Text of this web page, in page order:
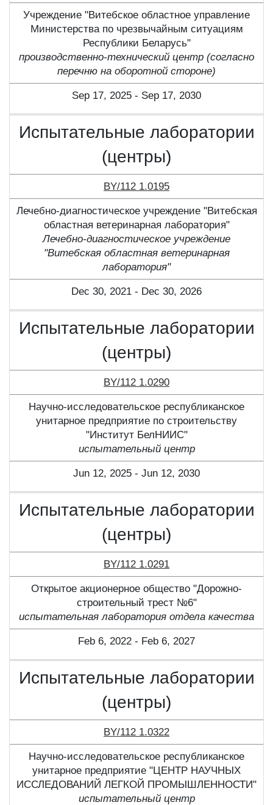
Учреждение "Витебское областное управление
Министерства по чрезвычайным ситуациям
Республики Беларусь"
производственно-технический центр (согласно
перечню на оборотной стороне)
Sep 17, 2025 - Sep 17, 2030
Испытательные лаборатории
(центры)
BY/112 1.0195
Лечебно-диагностическое учреждение "Витебская
областная ветеринарная лаборатория"
Лечебно-диагностическое учреждение
"Витебская областная ветеринарная
лаборатория"
Dec 30, 2021 - Dec 30, 2026
Испытательные лаборатории
(центры)
BY/112 1.0290
Научно-исследовательское республиканское
унитарное предприятие по строительству
"Институт БелНИИС"
испытательный центр
Jun 12, 2025 - Jun 12, 2030
Испытательные лаборатории
(центры)
BY/112 1.0291
Открытое акционерное общество "Дорожно-
строительный трест №6"
испытательная лаборатория отдела качества
Feb 6, 2022 - Feb 6, 2027
Испытательные лаборатории
(центры)
BY/112 1.0322
Научно-исследовательское республиканское
унитарное предприятие "ЦЕНТР НАУЧНЫХ
ИССЛЕДОВАНИЙ ЛЕГКОЙ ПРОМЫШЛЕННОСТИ"
испытательный центр